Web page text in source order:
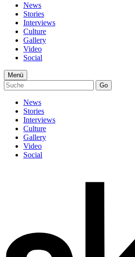
News
Stories
Interviews
Culture
Gallery
Video
Social
Menü
Go
News
Stories
Interviews
Culture
Gallery
Video
Social